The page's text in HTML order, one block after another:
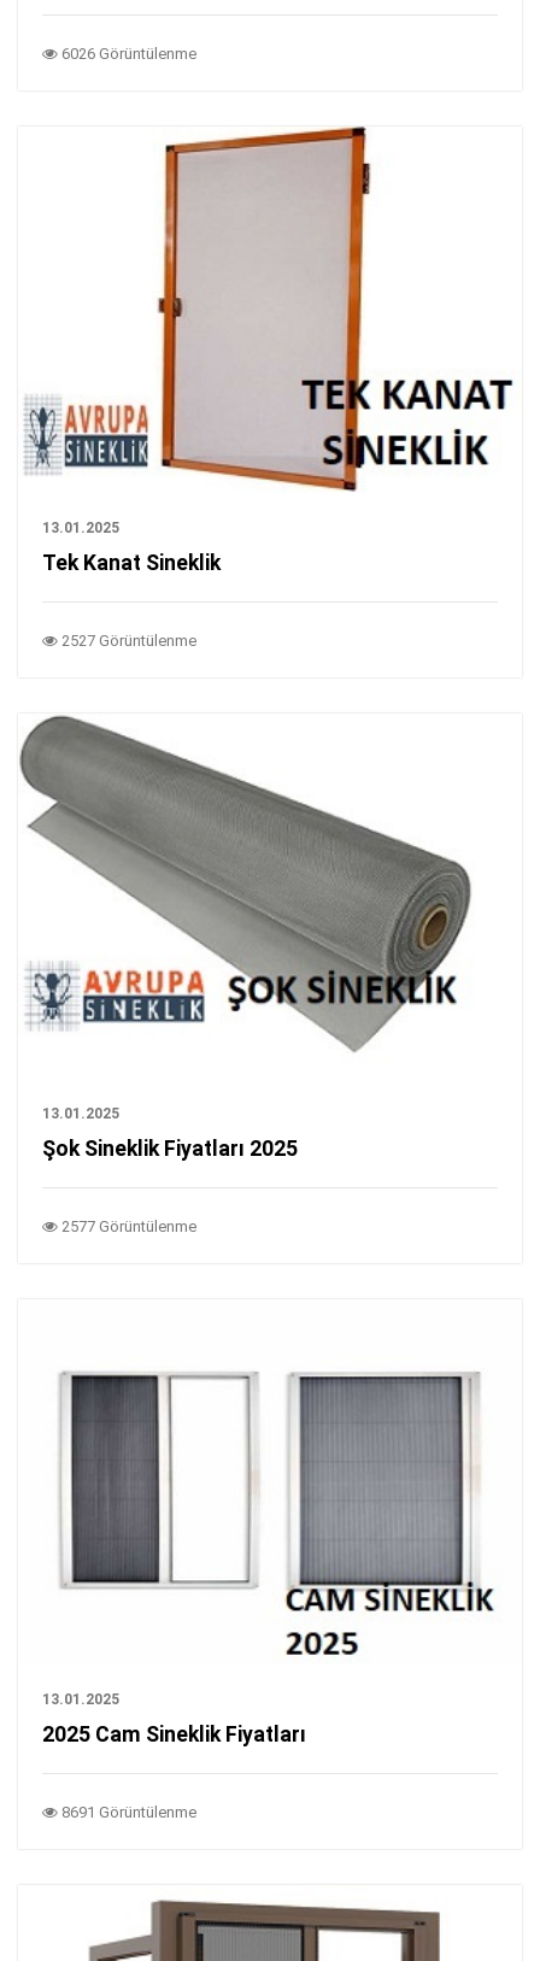
6026 Görüntülenme
13.01.2025
Tek Kanat Sineklik
2527 Görüntülenme
13.01.2025
Şok Sineklik Fiyatları 2025
2577 Görüntülenme
13.01.2025
2025 Cam Sineklik Fiyatları
8691 Görüntülenme